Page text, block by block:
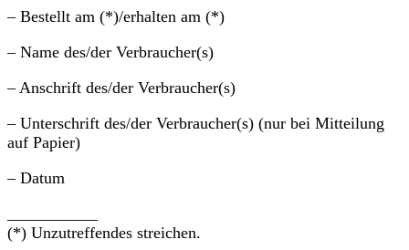
– Bestellt am (*)/erhalten am (*)
– Name des/der Verbraucher(s)
– Anschrift des/der Verbraucher(s)
– Unterschrift des/der Verbraucher(s) (nur bei Mitteilung
auf Papier)
– Datum
(*) Unzutreffendes streichen.